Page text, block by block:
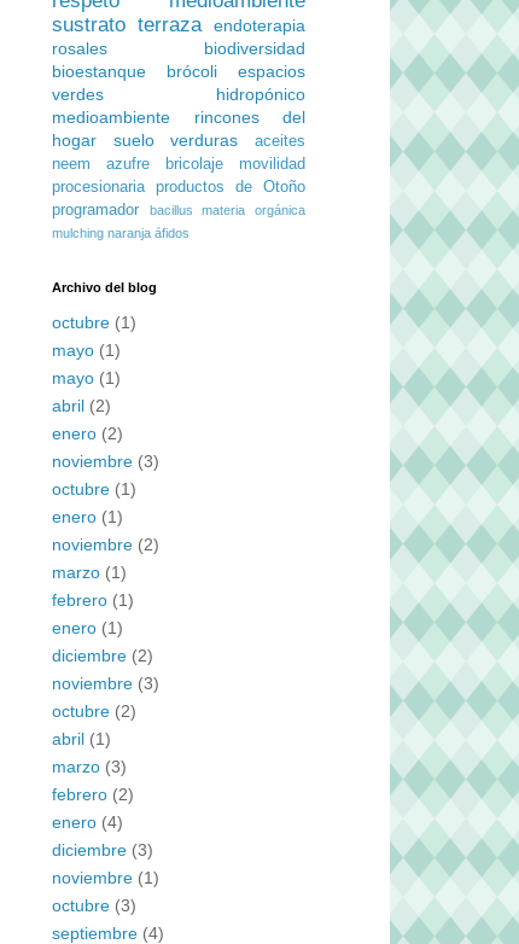
sustrato terraza
endoterapia
rosales
biodiversidad
bioestanque
brócoli
espacios
verdes
hidropónico
medioambiente
rincones del
hogar
suelo verduras
aceites
neem
azufre bricolaje
movilidad
procesionaria
productos de Otoño
programador
bacillus
materia orgánica
mulching naranja áfidos
Archivo del blog
octubre (1)
mayo (1)
mayo (1)
abril (2)
enero (2)
noviembre (3)
octubre (1)
enero (1)
noviembre (2)
marzo (1)
febrero (1)
enero (1)
diciembre (2)
noviembre (3)
octubre (2)
abril (1)
marzo (3)
febrero (2)
enero (4)
diciembre (3)
noviembre (1)
octubre (3)
septiembre (4)